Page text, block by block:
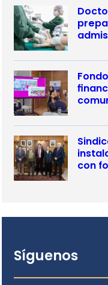
con
Síguenos